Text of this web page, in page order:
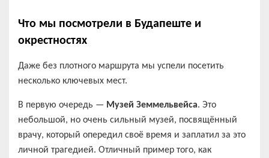
Что мы посмотрели в Будапеште и
окрестностях
Даже без плотного маршрута мы успели посетить
несколько ключевых мест.
В первую очередь — Музей Земмельвейса. Это
небольшой, но очень сильный музей, посвящённый
врачу, который опередил своё время и заплатил за это
личной трагедией. Отличный пример того, как